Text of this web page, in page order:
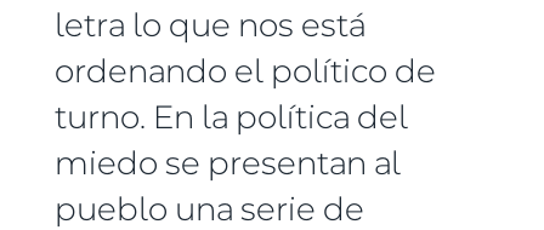
letra lo que nos está
ordenando el político de
turno. En la política del
miedo se presentan al
pueblo una serie de